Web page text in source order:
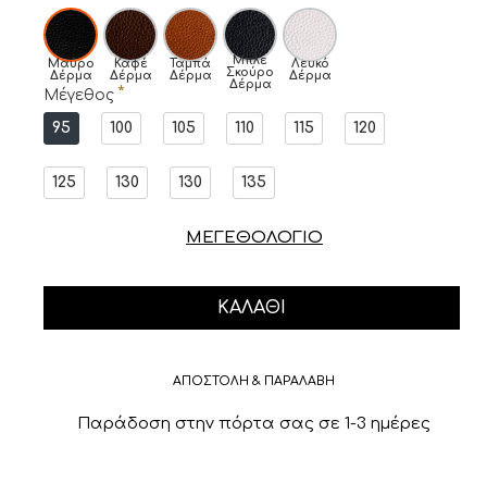
Μαύρο
Δέρμα
Καφέ
Δέρμα
Ταμπά
Δέρμα
Μπλε
Σκούρο
Δέρμα
Λευκό
Δέρμα
Μέγεθος
95
100 105 110 115 120
125 130 130 135
ΚΑΛΆΘΙ
ΜΕΓΕΘΟΛΟΓΙΟ
ΑΠΟΣΤΟΛΗ & ΠΑΡΑΛΑΒΗ
Παράδοση στην πόρτα σας σε 1-3 ημέρες